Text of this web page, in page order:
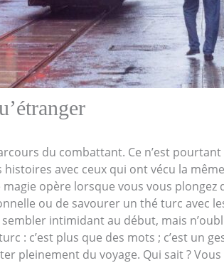
du combattant. Ce n’est
avec ceux qui ont vécu la
opère lorsque vous vous plongez
ou de savourer un thé turc avec
intimidant au début, mais
: c’est plus que des mots ; c’est un
pleinement du voyage. Qui sait ?